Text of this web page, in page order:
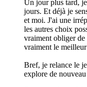
Un jour plus tard,
jours. Et déjà je
et moi. J'ai une
les autres choix
vraiment obliger
vraiment le
Bref, je relance le
explore de